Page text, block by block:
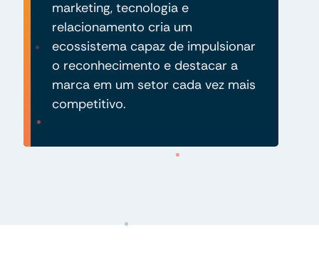
marketing, tecnologia e
relacionamento cria um
ecossistema capaz de impulsionar
o reconhecimento e destacar a
marca em um setor cada vez mais
competitivo.